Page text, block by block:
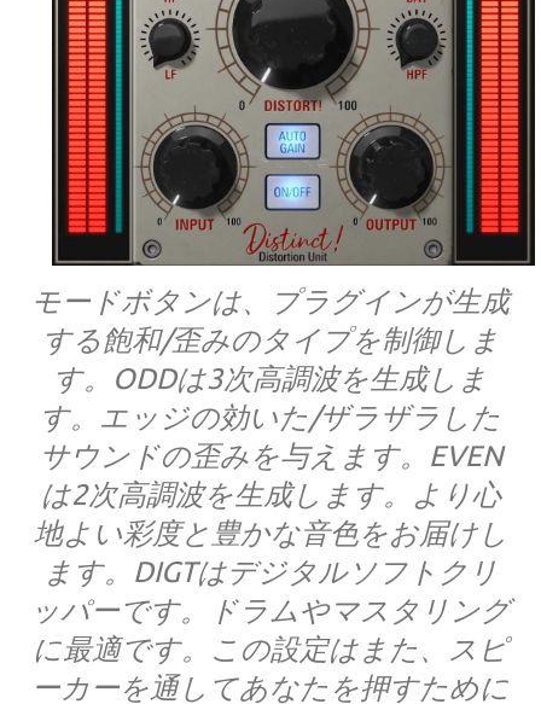
モードボタンは、プラグインが生成
する飽和/歪みのタイプを制御しま
す。ODDは3次高調波を生成しま
す。エッジの効いた/ザラザラした
サウンドの歪みを与えます。EVEN
は2次高調波を生成します。より心
地よい彩度と豊かな音色をお届けし
ます。DIGTはデジタルソフトクリ
ッパーです。ドラムやマスタリング
に最適です。この設定はまた、スピ
ーカーを通してあなたを押すために